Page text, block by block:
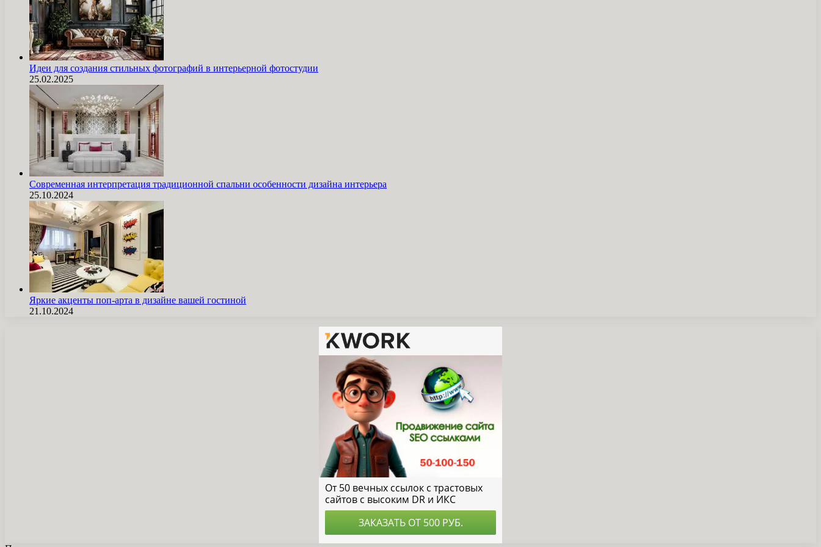
Идеи для создания стильных фотографий в интерьерной фотостудии
25.02.2025
Современная интерпретация традиционной спальни особенности дизайна интерьера
25.10.2024
Яркие акценты поп-арта в дизайне вашей гостиной
21.10.2024